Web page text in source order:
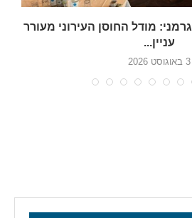
מודל החוסן העירוני מעורר
עניין...
3 באוגוסט 2026